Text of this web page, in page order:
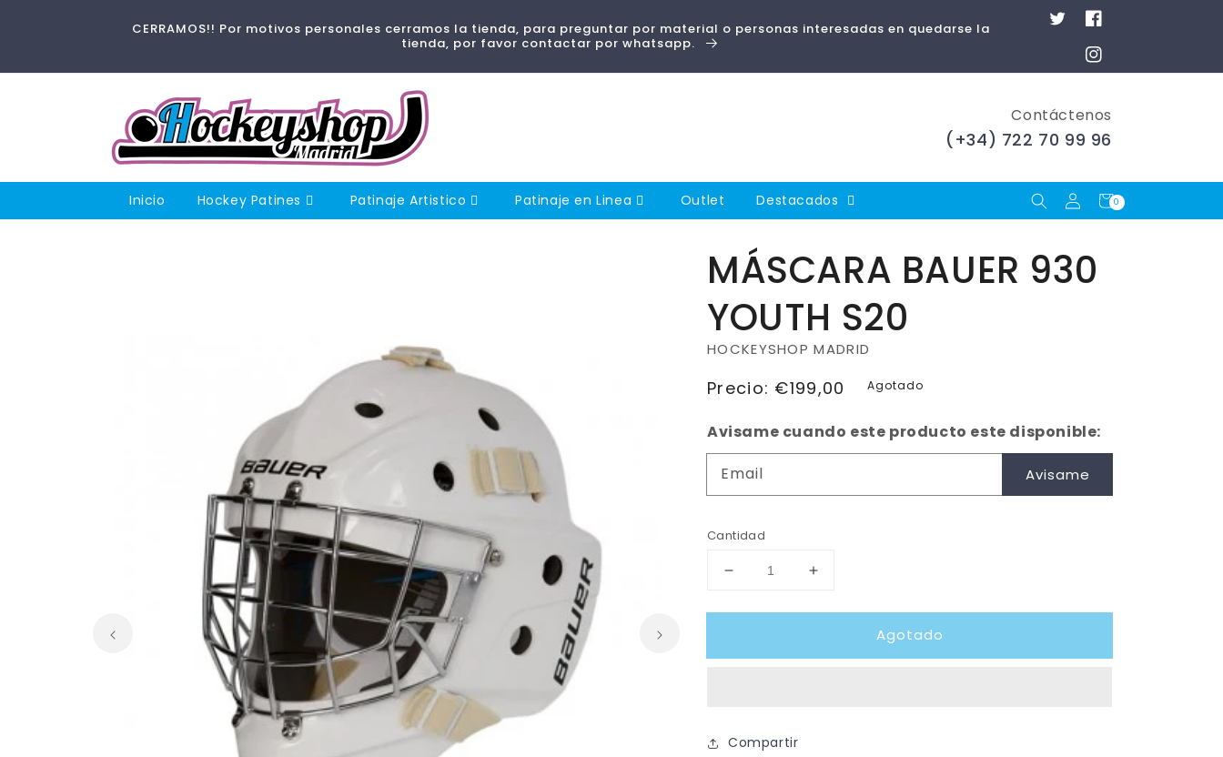
CERRAMOS!! Por motivos personales cerramos la tienda, para preguntar por material o personas interesadas en quedarse la
tienda, por favor contactar por whatsapp.
TwitterFacebook
Instagram
Contáctenos
(+34) 722 70 99 96
Inicio Hockey Patines Patinaje Artistico Patinaje en Linea Outlet Destacados
Iniciar
sesión
Carrito
0
0
artículos
MÁSCARA BAUER 930
YOUTH S20
HOCKEYSHOP MADRID
Precio
Precio: €199,00 Agotado
Avisame cuando este producto este disponible:
Email
Avisame
Cantidad
Reducir
para
BAUER
Aumentar
para
MÁSCARA
BAUER
Agotado
Compartir